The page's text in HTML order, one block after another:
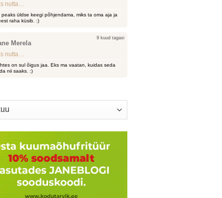
nutta…
peaks üldse keegi põhjendama, miks ta oma aja ja
raha küsib. :)
Merela
9 kuud tagasi
nutta…
on sul õigus jaa. Eks ma vaatan, kuidas seda
nii saaks. :)